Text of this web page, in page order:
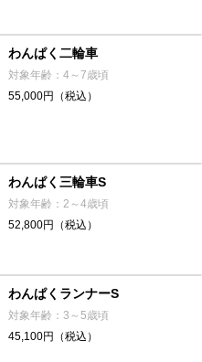
わんぱく二輪車
対象年齢：4～7歳頃
55,000円（税込）
わんぱく三輪車S
対象年齢：2～4歳頃
52,800円（税込）
わんぱくランナーS
対象年齢：3～5歳頃
45,100円（税込）